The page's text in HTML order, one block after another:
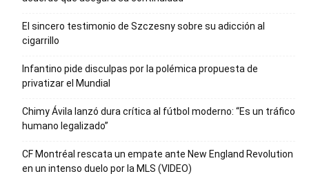
El sincero testimonio de Szczesny sobre su adicción al
cigarrillo
Infantino pide disculpas por la polémica propuesta de
privatizar el Mundial
Chimy Ávila lanzó dura crítica al fútbol moderno: “Es un tráfico
humano legalizado”
CF Montréal rescata un empate ante New England Revolution
en un intenso duelo por la MLS (VIDEO)